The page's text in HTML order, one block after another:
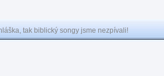
tak biblický songy jsme nezpívali!